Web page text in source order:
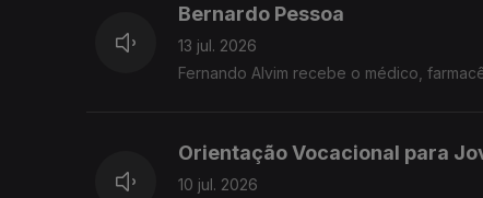
Bernardo Pessoa
13 jul. 2026
Fernando Alvim recebe o médico,
Orientação Vocacional para
10 jul. 2026